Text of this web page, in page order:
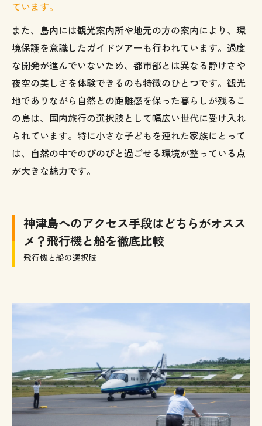
ています。
また、島内には観光案内所や地元の方の案内により、環
境保護を意識したガイドツアーも行われています。過度
な開発が進んでいないため、都市部とは異なる静けさや
夜空の美しさを体験できるのも特徴のひとつです。観光
地でありながら自然との距離感を保った暮らしが残るこ
の島は、国内旅行の選択肢として幅広い世代に受け入れ
られています。特に小さな子どもを連れた家族にとって
は、自然の中でのびのびと過ごせる環境が整っている点
が大きな魅力です。
神津島へのアクセス手段はどちらがオスス
メ？飛行機と船を徹底比較
飛行機と船の選択肢